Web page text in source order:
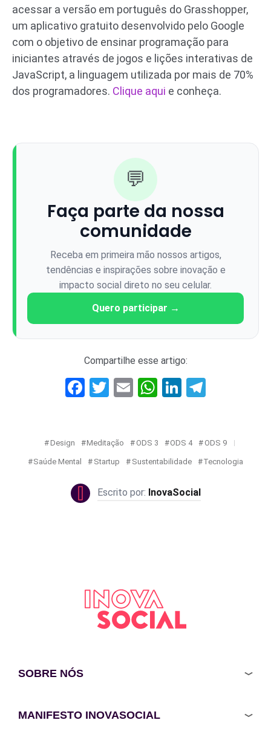
acessar a versão em português do Grasshopper,
um aplicativo gratuito desenvolvido pelo Google
com o objetivo de ensinar programação para
iniciantes através de jogos e lições interativas de
JavaScript, a linguagem utilizada por mais de 70%
dos programadores. Clique aqui e conheça.
💬
Faça parte da nossa
comunidade
Receba em primeira mão nossos artigos,
tendências e inspirações sobre inovação e
impacto social direto no seu celular.
Quero participar →
Compartilhe esse artigo:
Facebook
Twitter
EmailWhatsApp
LinkedIn
Design Meditação ODS 3 ODS 4 ODS 9
Saúde Mental Startup Sustentabilidade Tecnologia
InovaSocial
SOBRE NÓS
MANIFESTO INOVASOCIAL